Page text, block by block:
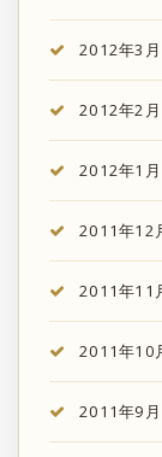
2012年3月
2012年2月
2012年1月
2011年12
2011年11
2011年10
2011年9月